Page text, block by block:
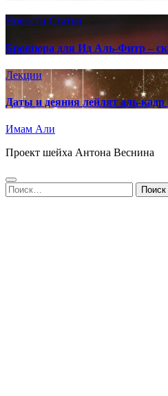
Новости Статьи
Брошюра для Ид Аль-Фитр –
Лекции
Даты и деяния лейлят аль-кадр
Имам Али
Проект шейха Антона Веснина
Найти: